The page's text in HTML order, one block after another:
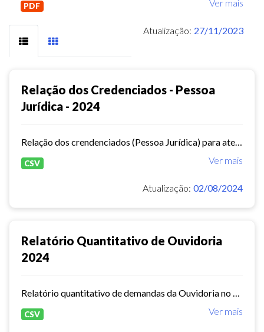
Ver mais
PDF
Atualização: 27/11/2023
Relação dos Credenciados - Pessoa
Jurídica - 2024
Ver mais
CSV
Atualização: 02/08/2024
Relatório Quantitativo de Ouvidoria
2024
Ver mais
CSV